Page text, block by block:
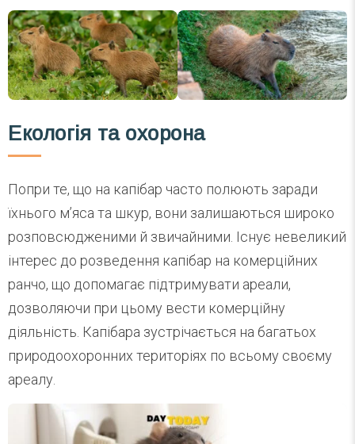
Екологія та охорона
Попри те, що на капібар часто полюють заради
їхнього м’яса та шкур, вони залишаються широко
розповсюдженими й звичайними. Існує невеликий
інтерес до розведення капібар на комерційних
ранчо, що допомагає підтримувати ареали,
дозволяючи при цьому вести комерційну
діяльність. Капібара зустрічається на багатьох
природоохоронних територіях по всьому своєму
ареалу.